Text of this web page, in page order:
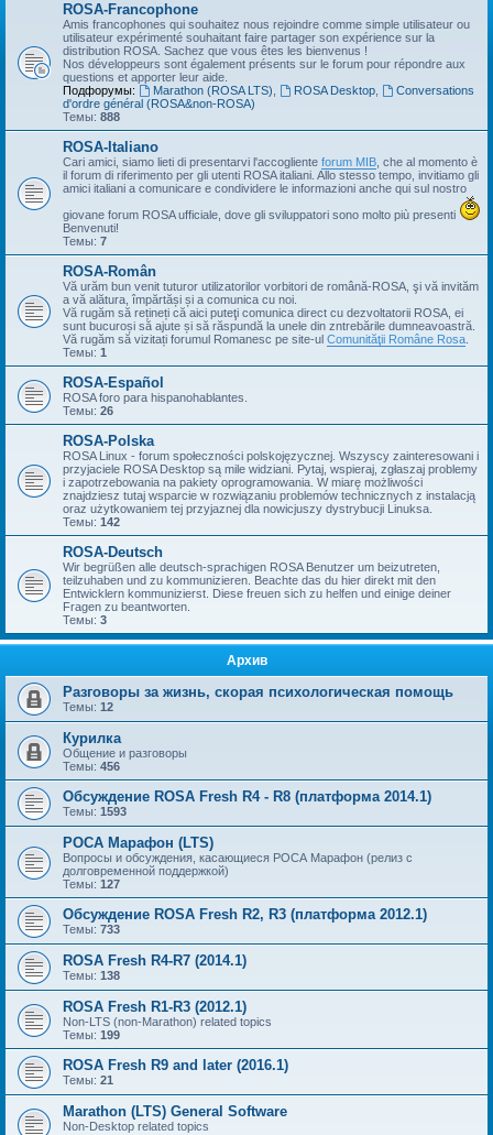
ROSA-Francophone
Amis francophones qui souhaitez nous rejoindre comme simple utilisateur ou
utilisateur expérimenté souhaitant faire partager son expérience sur la
distribution ROSA. Sachez que vous êtes les bienvenus !
Nos développeurs sont également présents sur le forum pour répondre aux
questions et apporter leur aide.
Подфорумы:
Marathon (ROSA LTS) ROSA Desktop,
Conversations
d'ordre général (ROSA&non-ROSA)
Темы: 888
ROSA-Italiano
Cari amici, siamo lieti di presentarvi l'accogliente forum MIB , che al momento è
il forum di riferimento per gli utenti ROSA italiani. Allo stesso tempo, invitiamo gli
amici italiani a comunicare e condividere le informazioni anche qui sul nostro
giovane forum ROSA ufficiale, dove gli sviluppatori sono molto più presenti
Benvenuti!
Темы: 7
ROSA-Român
Vă urăm bun venit tuturor utilizatorilor vorbitori de română-ROSA, şi vă invităm
a vă alătura, împărtăși și a comunica cu noi.
Vă rugăm să rețineți că aici puteţi comunica direct cu dezvoltatorii ROSA, ei
sunt bucuroși să ajute și să răspundă la unele din zntrebările dumneavoastră.
Vă rugăm să vizitați forumul Romanesc pe site-ul Comunităţii Române Rosa
Темы: 1
ROSA-Español
ROSA foro para hispanohablantes.
Темы: 26
ROSA-Polska
ROSA Linux - forum społeczności polskojęzycznej. Wszyscy zainteresowani i
przyjaciele ROSA Desktop są mile widziani. Pytaj, wspieraj, zgłaszaj problemy
i zapotrzebowania na pakiety oprogramowania. W miarę możliwości
znajdziesz tutaj wsparcie w rozwiązaniu problemów technicznych z instalacją
oraz użytkowaniem tej przyjaznej dla nowicjuszy dystrybucji Linuksa.
Темы: 142
ROSA-Deutsch
Wir begrüßen alle deutsch-sprachigen ROSA Benutzer um beizutreten,
teilzuhaben und zu kommunizieren. Beachte das du hier direkt mit den
Entwicklern kommunizierst. Diese freuen sich zu helfen und einige deiner
Fragen zu beantworten.
Темы: 3
Архив
Разговоры за жизнь, скорая психологическая помощь
Темы: 12
Курилка
Общение и разговоры
Темы: 456
Обсуждение ROSA Fresh R4 - R8 (платформа 2014.1)
Темы: 1593
РОСА Марафон (LTS)
Вопросы и обсуждения, касающиеся РОСА Марафон (релиз с
долговременной поддержкой)
Темы: 127
Обсуждение ROSA Fresh R2, R3 (платформа 2012.1)
Темы: 733
ROSA Fresh R4-R7 (2014.1)
Темы: 138
ROSA Fresh R1-R3 (2012.1)
Non-LTS (non-Marathon) related topics
Темы: 199
ROSA Fresh R9 and later (2016.1)
Темы: 21
Marathon (LTS) General Software
Non-Desktop related topics